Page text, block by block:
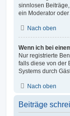
sinnlosen
ein Moderator
Nach oben
Wenn ich bei
Nur registrierte
falls diese von der
Systems durch
Nach oben
Beiträge